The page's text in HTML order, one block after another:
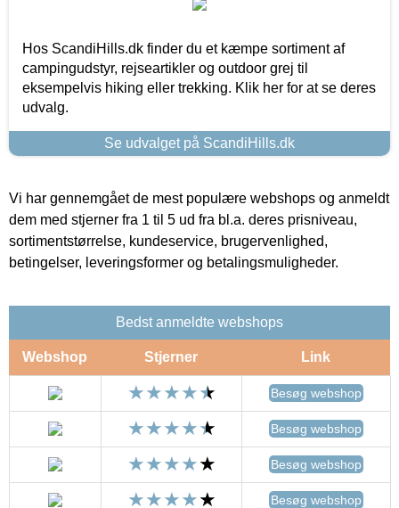
Hos ScandiHills.dk finder du et kæmpe sortiment af
campingudstyr, rejseartikler og outdoor grej til
eksempelvis hiking eller trekking. Klik her for at se deres
udvalg.
Se udvalget på ScandiHills.dk
Vi har gennemgået de mest populære webshops og anmeldt
dem med stjerner fra 1 til 5 ud fra bl.a. deres prisniveau,
sortimentstørrelse, kundeservice, brugervenlighed,
betingelser, leveringsformer og betalingsmuligheder.
Bedst anmeldte webshops
Webshop Stjerner Link
Besøg webshop
Besøg webshop
Besøg webshop
Besøg webshop